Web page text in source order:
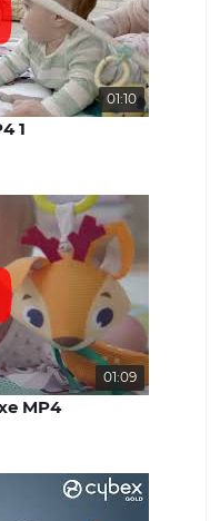
та одягу для
Ми прагнемо
клієнтам
і можливість
для
цінності: Ми
і задоволення
будь-які
Наш сайт -
01:10
1
01:09
MP4